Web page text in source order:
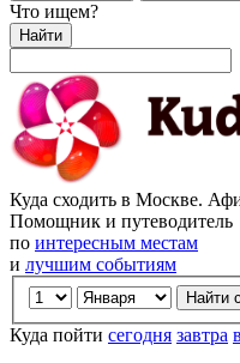
Что ищем?
Найти
Куда сходить в Москве.
Помощник и путеводитель
по интересным местам
и лучшим событиям
Куда пойти сегодня завтра